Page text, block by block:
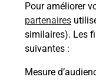
Pour améliorer
partenaires
similaires). Les
suivantes :
Mesure
Comment
modification